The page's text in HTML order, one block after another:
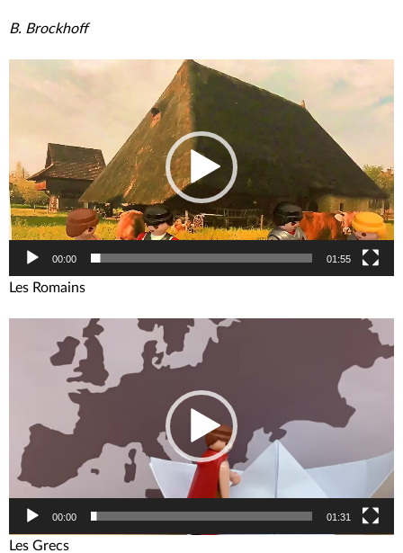
B. Brockhoff
00:00 01:55
Les Romains
00:00 01:31
Les Grecs